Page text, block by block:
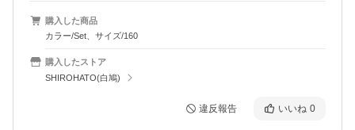
購入した商品
カラー/Set、サイズ/160
購入したストア
SHIROHATO(白鳩)
違反報告 いいね 0